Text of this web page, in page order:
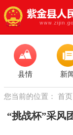
县情 新
您当前的位置： 首页
“挑战杯”采风